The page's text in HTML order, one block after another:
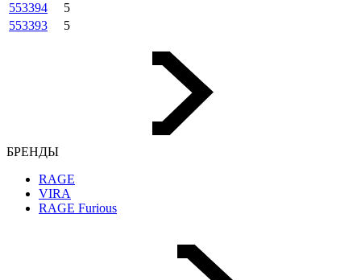
553394
5
553393
5
БРЕНДЫ
RAGE
VIRA
RAGE Furious